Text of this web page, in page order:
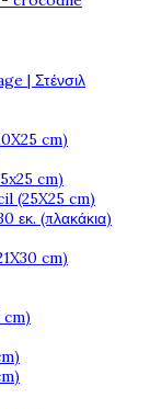
| Στένσιλ
cm)
cm)
(25X25 cm)
(πλακάκια)
cm)
cm)